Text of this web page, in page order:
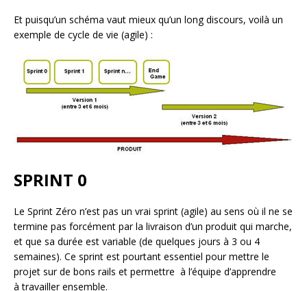
Et puisqu’un schéma vaut mieux qu’un long discours, voilà un
exemple de cycle de vie (agile) :
SPRINT 0
Le Sprint Zéro n’est pas un vrai sprint (agile) au sens où il ne se
termine pas forcément par la livraison d’un produit qui marche,
et que sa durée est variable (de quelques jours à 3 ou 4
semaines). Ce sprint est pourtant essentiel pour mettre le
projet sur de bons rails et permettre à l’équipe d’apprendre
à travailler ensemble.